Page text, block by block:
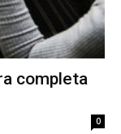
completa
0